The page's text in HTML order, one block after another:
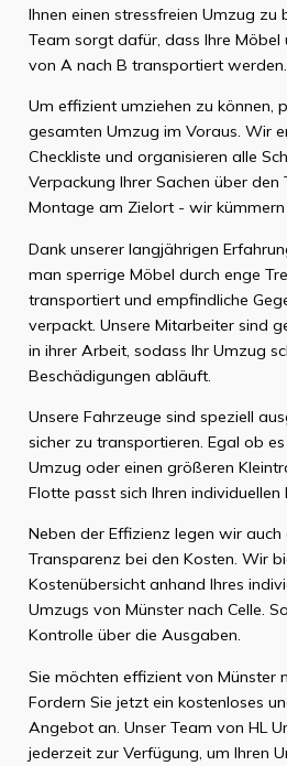
Ihnen einen stressfreien Umzug zu
Team sorgt dafür, dass Ihre Möbel
von A nach B transportiert werden.
Um effizient umziehen zu können,
gesamten Umzug im Voraus. Wir
Checkliste und organisieren alle
Verpackung Ihrer Sachen über
Montage am Zielort - wir kümmern
Dank unserer langjährigen
man sperrige Möbel durch enge
transportiert und empfindliche
verpackt. Unsere Mitarbeiter sind
in ihrer Arbeit, sodass Ihr Umzug
Beschädigungen abläuft.
Unsere Fahrzeuge sind speziell
sicher zu transportieren. Egal ob
Umzug oder einen größeren
Flotte passt sich Ihren individuellen
Neben der Effizienz legen wir
Transparenz bei den Kosten. Wir
Kostenübersicht anhand Ihres
Umzugs von Münster nach Celle.
Kontrolle über die Ausgaben.
Sie möchten effizient von Münster
Fordern Sie jetzt ein kostenloses
Angebot an. Unser Team von HL
jederzeit zur Verfügung, um Ihren